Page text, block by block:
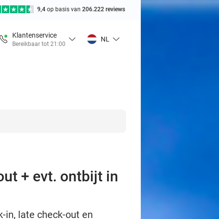
9,4 op basis van 206.222 reviews
Klantenservice
Bereikbaar tot 21:00
NL
+ evt. ontbijt in
in, late check-out en